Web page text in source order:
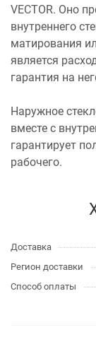
VECTOR. Оно
внутреннего
матирования
является
гарантия на
Наружное
вместе с
гарантирует
рабочего.
Доставка
Регион доставки
Способ оплаты